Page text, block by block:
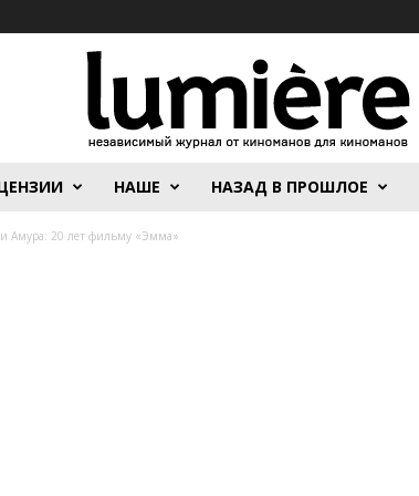
НАШЕ НАЗАД В ПРОШЛОЕ
Амура: 20 лет фильму «Эмма»